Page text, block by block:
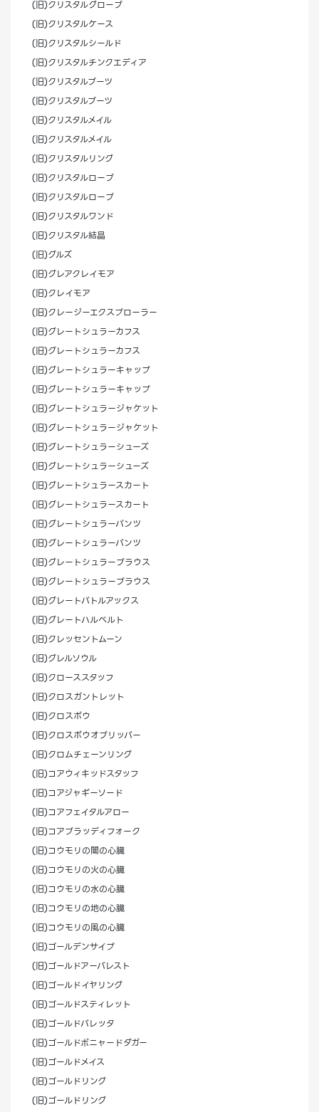
(旧)クリスタルグローブ
(旧)クリスタルケース
(旧)クリスタルシールド
(旧)クリスタルチンクエディア
(旧)クリスタルブーツ
(旧)クリスタルブーツ
(旧)クリスタルメイル
(旧)クリスタルメイル
(旧)クリスタルリング
(旧)クリスタルローブ
(旧)クリスタルローブ
(旧)クリスタルワンド
(旧)クリスタル結晶
(旧)グルズ
(旧)グレアクレイモア
(旧)クレイモア
(旧)クレージーエクスプローラー
(旧)グレートシュラーカフス
(旧)グレートシュラーカフス
(旧)グレートシュラーキャップ
(旧)グレートシュラーキャップ
(旧)グレートシュラージャケット
(旧)グレートシュラージャケット
(旧)グレートシュラーシューズ
(旧)グレートシュラーシューズ
(旧)グレートシュラースカート
(旧)グレートシュラースカート
(旧)グレートシュラーパンツ
(旧)グレートシュラーパンツ
(旧)グレートシュラーブラウス
(旧)グレートシュラーブラウス
(旧)グレートバトルアックス
(旧)グレートハルベルト
(旧)クレッセントムーン
(旧)グレルソウル
(旧)クローススタッフ
(旧)クロスガントレット
(旧)クロスボウ
(旧)クロスボウオブリッパー
(旧)クロムチェーンリング
(旧)コアウィキッドスタッフ
(旧)コアジャギーソード
(旧)コアフェイタルアロー
(旧)コアブラッディフォーク
(旧)コウモリの闇の心臓
(旧)コウモリの火の心臓
(旧)コウモリの水の心臓
(旧)コウモリの地の心臓
(旧)コウモリの風の心臓
(旧)ゴールデンサイプ
(旧)ゴールドアーバレスト
(旧)ゴールドイヤリング
(旧)ゴールドスティレット
(旧)ゴールドバレッタ
(旧)ゴールドポニャードダガー
(旧)ゴールドメイス
(旧)ゴールドリング
(旧)ゴールドリング